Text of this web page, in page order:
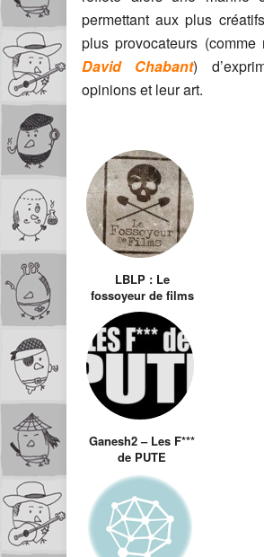
permettant aux plus
plus provocateurs (comme
David Chabant)
opinions et leur art.
LBLP : Le
fossoyeur de films
et ravalement de
façade de ma
chaîne
Ganesh2 – Les F***
de PUTE